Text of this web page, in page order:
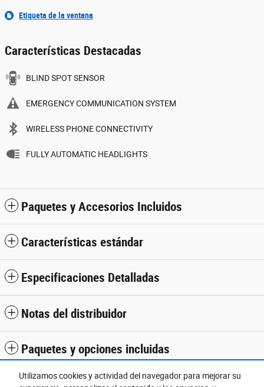
Utilizamos cookies y actividad del navegador para mejorar su
Etiqueta de la ventana
Características Destacadas
BLIND SPOT SENSOR
EMERGENCY COMMUNICATION SYSTEM
WIRELESS PHONE CONNECTIVITY
FULLY AUTOMATIC HEADLIGHTS
Paquetes y Accesorios Incluidos
Características estándar
Especificaciones Detalladas
Notas del distribuidor
Paquetes y opciones incluidas